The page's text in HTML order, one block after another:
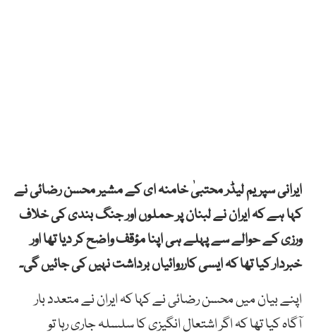
ایرانی سپریم لیڈر محتبیٰ خامنہ ای کے مشیر محسن رضائی نے
کہا ہے کہ ایران نے لبنان پر حملوں اور جنگ بندی کی خلاف
ورزی کے حوالے سے پہلے ہی اپنا مؤقف واضح کر دیا تھا اور
خبردار کیا تھا کہ ایسی کارروائیاں برداشت نہیں کی جائیں گی۔
اپنے بیان میں محسن رضائی نے کہا کہ ایران نے متعدد بار
آگاہ کیا تھا کہ اگر اشتعال انگیزی کا سلسلہ جاری رہا تو